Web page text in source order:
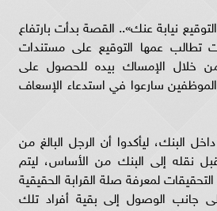
نيابة عنك».. القصة بدأت بارتفاع
تطالب عمها التوقيع على مستندات
خلال الإمساك بيده للحصول على
سارعوا في استدعاء الإسعاف
البنك، ليأكدوا أن الرجل البالغ من
قبل نقله إلى البنك من الأساس، ليتم
التحقيقات لمعرفة صلة القرابة الحقيقية
جانب الوصول إلى بقية أفراد تلك